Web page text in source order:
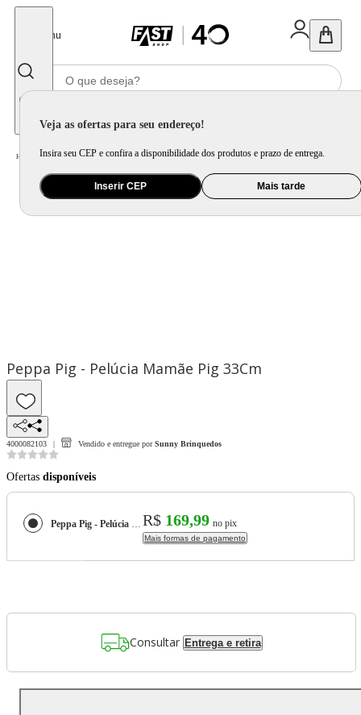
Menu
Veja as ofertas para seu endereço!
Insira seu CEP e confira a disponibilidade dos produtos e prazo de entrega.
Inserir CEP Mais tarde
Home Brinquedo e Colecionável / Primeira Infância e Pelúcia
Peppa Pig - Pelúcia Mamãe Pig 33Cm
4000082103 Vendido e entregue por Sunny Brinquedos
Ofertas disponíveis
Peppa Pig - Pelúcia Mamãe Pig 33Cm R$ 169,99 no pix
Mais formas de pagamento
Consultar Entrega e retira